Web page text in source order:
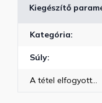
Kiegészítő
Kategória:
Súly:
A tétel elfogyott…